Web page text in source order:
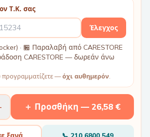
Τ.Κ. σας
Έλεγχος
· 🏪 Παραλαβή από CARESTORE
CARESTORE — δωρεάν άνω
—όχι αυθημερόν
＋ Προσθήκη — 26,58 €
ξανά 📞210 6800 549